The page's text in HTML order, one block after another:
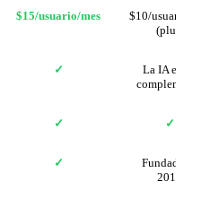
$15/usuario/mes
$10/usuario/mes
(plus)
✓
La IA es un
complemento
✓ ✓
✓
Fundada en
2013